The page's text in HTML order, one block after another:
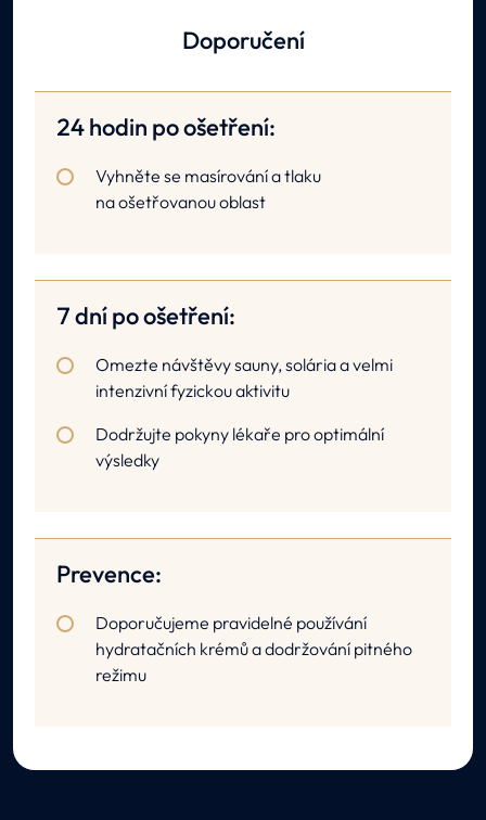
Doporučení
24 hodin po ošetření:
Vyhněte se masírování a tlaku
na ošetřovanou oblast
7 dní po ošetření:
Omezte návštěvy sauny, solária a velmi
intenzivní fyzickou aktivitu
Dodržujte pokyny lékaře pro optimální
výsledky
Prevence:
Doporučujeme pravidelné používání
hydratačních krémů a dodržování pitného
režimu